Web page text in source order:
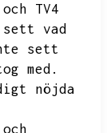
TV4
vad
sett
med.
nöjda